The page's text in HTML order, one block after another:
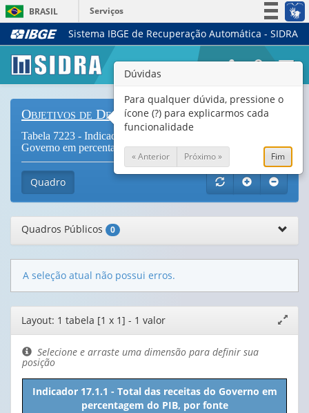
BRASIL
Serviços
Simplifique!
Legislação
Canais
Sistema IBGE de Recuperação Automática - SIDRA
Objetivos de Desenvolvimento Sustentável
Tabela 7223 - Indicador 17.1.1 - Total das receitas do
Governo em percentagem do PIB, por fonte
Quadro
Quadros Públicos 0
A seleção atual não possui erros.
Editor
de
layout
janela
Layout: 1 tabela [1 x 1] - 1 valor
Selecione e arraste uma dimensão para definir sua
posição
Indicador 17.1.1 - Total das receitas do Governo em
percentagem do PIB, por fonte
Dúvidas
Para qualquer dúvida, pressione o
ícone (?) para explicarmos cada
funcionalidade
« Anterior Próximo » Fim